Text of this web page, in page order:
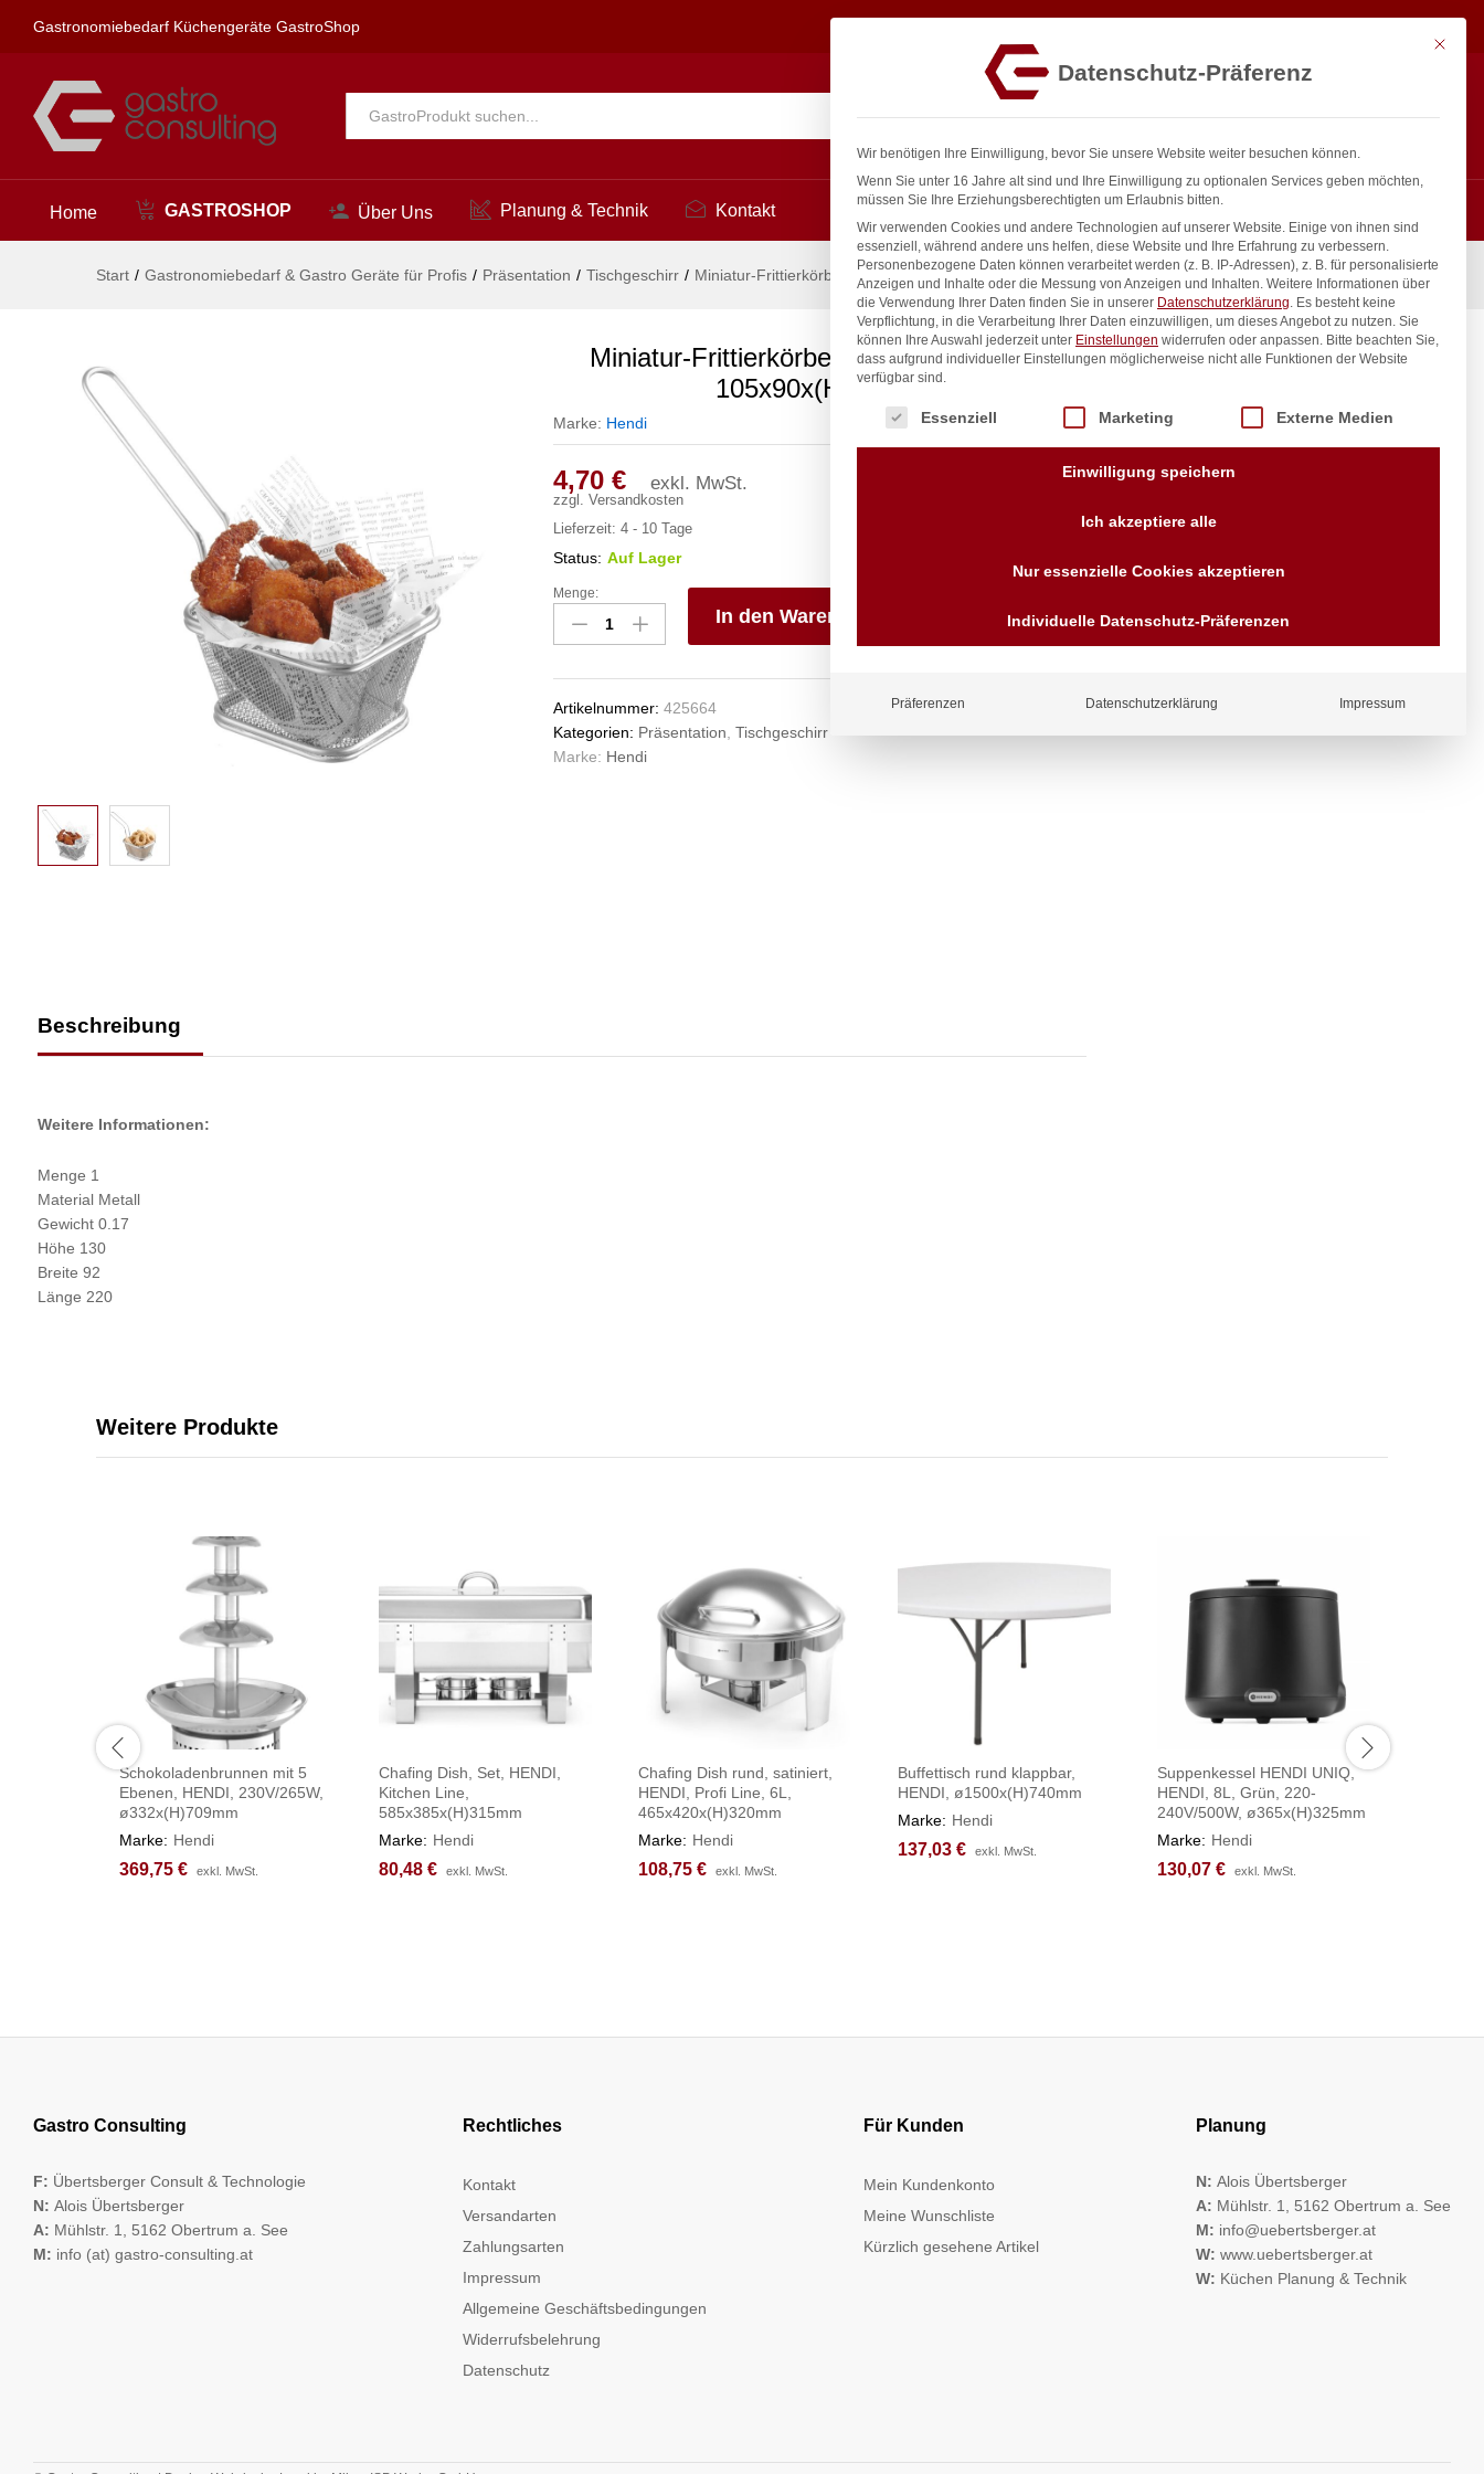
Gastronomiebedarf Küchengeräte GastroShop
Alle Suchen
Home GASTROSHOP Über Uns Planung & Technik Kontakt
Start / Gastronomiebedarf & Gastro Geräte für Profis / Präsentation / Tischgeschirr / Miniatur-Frittierkörbe stapelbar, HENDI, 105x90x(H)60mm
Miniatur-Frittierkörbe stapelbar, HENDI,
105x90x(H)60mm
Marke: Hendi
4,70 € exkl. MwSt.
zzgl. Versandkosten
Lieferzeit: 4 - 10 Tage
Status: Auf Lager
Miniatur-
Frittierkörbe
stapelbar,
Anzahl
Menge:
In den Warenkorb
Vergl
Artikelnummer: 425664
Kategorien: Präsentation, Tischgeschirr
Marke: Hendi
Beschreibung
Weitere Informationen:
Menge 1
Material Metall
Gewicht 0.17
Höhe 130
Breite 92
Länge 220
inkl. / exkl. MwSt.
Anfragen
Wir sind seit über 40 Jahren
für Sie da
Vorrauskasse Paypal,
Kreditkarte, Direkt
Weitere Produkte
Schokoladenbrunnen mit 5
Ebenen, HENDI, 230V/265W,
ø332x(H)709mm
Marke: Hendi
369,75 € exkl. MwSt.
369,75 € exkl. MwSt.
Chafing Dish, Set, HENDI,
Kitchen Line,
585x385x(H)315mm
Marke: Hendi
80,48 € exkl. MwSt.
80,48 € exkl. MwSt.
Chafing Dish rund, satiniert,
HENDI, Profi Line, 6L,
465x420x(H)320mm
Marke: Hendi
108,75 € exkl. MwSt.
108,75 € exkl. MwSt.
Buffettisch rund klappbar,
HENDI, ø1500x(H)740mm
Marke: Hendi
137,03 € exkl. MwSt.
137,03 € exkl. MwSt.
Suppenkessel HENDI UNIQ,
HENDI, 8L, Grün, 220-
240V/500W, ø365x(H)325mm
Marke: Hendi
130,07 € exkl. MwSt.
130,07 € exkl. MwSt.
Gastro Consulting
F: Übertsberger Consult & Technologie
N: Alois Übertsberger
A: Mühlstr. 1, 5162 Obertrum a. See
M: info (at) gastro-consulting.at
Rechtliches
Kontakt
Versandarten
Zahlungsarten
Impressum
Allgemeine Geschäftsbedingungen
Widerrufsbelehrung
Datenschutz
Für Kunden
Mein Kundenkonto
Meine Wunschliste
Kürzlich gesehene Artikel
Planung
N: Alois Übertsberger
A: Mühlstr. 1, 5162 Obertrum a. See
M: info@uebertsberger.at
W: www.uebertsberger.at
W: Küchen Planung & Technik
Beschreibung
4,70€ exkl. MwSt. In den Warenkorb
Mit
Datenschutz-Präferenz
Wir benötigen Ihre Einwilligung, bevor Sie unsere Website weiter besuchen können.
Wenn Sie unter 16 Jahre alt sind und Ihre Einwilligung zu optionalen Services geben möchten,
müssen Sie Ihre Erziehungsberechtigten um Erlaubnis bitten.
Wir verwenden Cookies und andere Technologien auf unserer Website. Einige von ihnen sind
essenziell, während andere uns helfen, diese Website und Ihre Erfahrung zu verbessern.
Personenbezogene Daten können verarbeitet werden (z. B. IP-Adressen), z. B. für personalisierte
Anzeigen und Inhalte oder die Messung von Anzeigen und Inhalten. Weitere Informationen über
die Verwendung Ihrer Daten finden Sie in unserer Datenschutzerklärung. Es besteht keine
Verpflichtung, in die Verarbeitung Ihrer Daten einzuwilligen, um dieses Angebot zu nutzen. Sie
können Ihre Auswahl jederzeit unter Einstellungen widerrufen oder anpassen. Bitte beachten Sie,
dass aufgrund individueller Einstellungen möglicherweise nicht alle Funktionen der Website
verfügbar sind.
Es folgt eine Liste der Service-Gruppen, für die eine Einwilligung erteilt werden kann.
Essenziell Marketing Externe Medien
Einwilligung speichern
Ich akzeptiere alle
Nur essenzielle Cookies akzeptieren
Individuelle Datenschutz-Präferenzen
Präferenzen Datenschutzerklärung Impressum